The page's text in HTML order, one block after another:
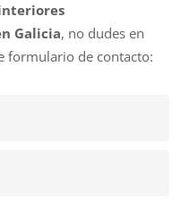
Galicia, no dudes en
formulario de contacto: